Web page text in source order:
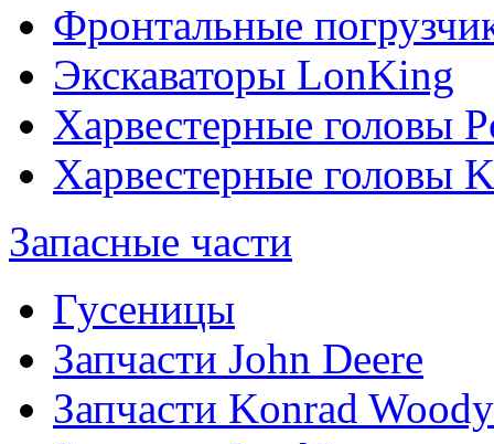
Фронтальные
Экскаваторы LonKing
Харвестерные головы
Харвестерные головы
Запасные части
Гусеницы
Запчасти John Deere
Запчасти Konrad Woody